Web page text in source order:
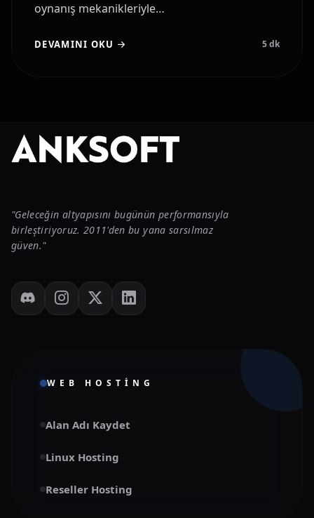
oynanış mekanikleriyle…
DEVAMINI OKU 5dk
"Geleceğin altyapısını bugünün performansıyla
birleştiriyoruz. 2011'den bu yana sarsılmaz
güven."
WEB HOSTING
Alan Adı Kaydet
Linux Hosting
Reseller Hosting